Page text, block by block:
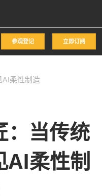
参观登记 立即订阅
柔性制造
：当传统
AI柔性制